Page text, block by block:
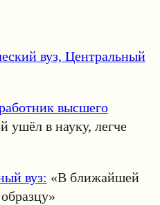
вуз, Центральный
высшего
ушёл в науку, легче
вуз: «В ближайшей